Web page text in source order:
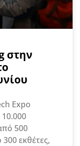
στην
Expo
500
εκθέτες,